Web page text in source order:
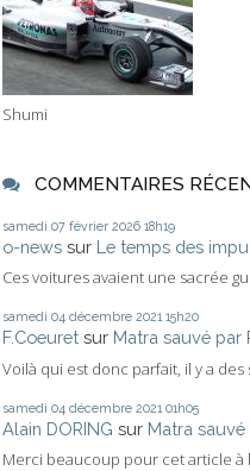
Shumi
COMMENTAIRES
samedi 07 février 2026 18h19
o-news sur Le temps des
Ces voitures avaient une sacrée
samedi 04 décembre 2021 15h20
F.Coeuret sur Matra sauvé par
Voilà qui est donc parfait, il y a des
samedi 04 décembre 2021 01h05
Alain DORING sur Matra
Merci beaucoup pour cet article à